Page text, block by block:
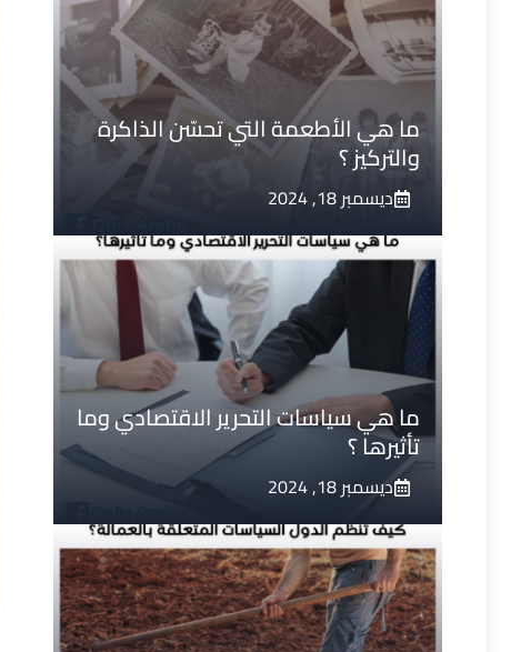
ما هي الأطعمة التي تحسّن الذاكرة
والتركيز ؟
ديسمبر 18, 2024
ما هي سياسات التحرير الاقتصادي وما
تأثيرها ؟
ديسمبر 18, 2024